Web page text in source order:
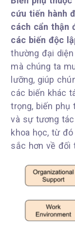
cứu tiến hành
cách cẩn thận
các biến độc
thường đại
mà chúng ta
lưỡng, giúp
các biến khác
trọng, biến phụ
và sự tương
khoa học, từ
sắc hơn về đối